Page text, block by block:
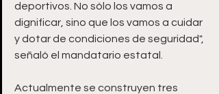
deportivos. No sólo los vamos a
dignificar, sino que los vamos a cuidar
y dotar de condiciones de seguridad",
señaló el mandatario estatal.
Actualmente se construyen tres